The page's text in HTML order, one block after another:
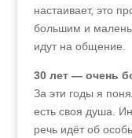
настаивает, это
большим и
идут на общение.
30 лет — очень
За эти годы я
есть своя душа.
речь идёт об